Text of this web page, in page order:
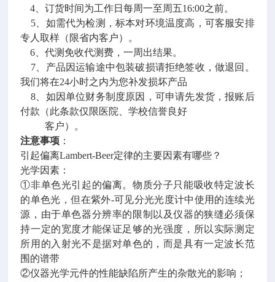
4、订货时间为工作日每周一至周五16:00之前。
5、如需代为检测，标本对环境温度高，可客服安排
专人取样（限省内客户）。
6、代测免收代测费，一周出结果。
7、产品因运输途中包装破损请拒绝签收，做退回。
我们将在24小时之内为您补发损坏产品
8、如因单位财务制度原因，可申请先发货，报账后
付款（此条款仅限医院、学校信誉良好
客户）。
注意事项 ：
引起偏离Lambert-Beer定律的主要因素有哪些？
光学因素：
①非单色光引起的偏离。物质分子只能吸收特定波长
的单色光，但在紫外-可见分光光度计中使用的连续光
源，由于单色器分辨率的限制以及仪器的狭缝必须保
持一定的宽度才能保证足够的光强度，所以实际测定
所用的入射光不是据对单色的，而是具有一定波长范
围的谱带
②仪器光学元件的性能缺陷所产生的杂散光的影响；